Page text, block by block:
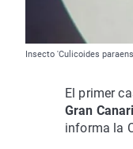
Insecto 'Culicoides
El primer
Gran
informa la